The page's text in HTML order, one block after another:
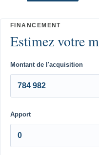
Montant de l'acquisition
Apport